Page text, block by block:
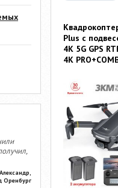
Оренбург
Plus с
4K 5G GPS
4K